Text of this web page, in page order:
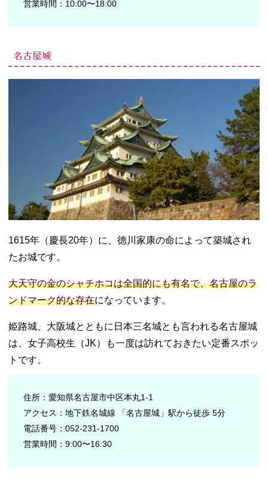
営業時間：10:00〜18:00
名古屋城
1615年（慶長20年）に、徳川家康の命によって築城され
たお城です。
大天守の金のシャチホコは全国的にも有名で、名古屋のラ
ンドマーク的な存在になっています。
姫路城、大阪城とともに日本三名城とも言われる名古屋城
は、女子高校生（JK）も一度は訪れておきたい定番スポッ
トです。
住所：愛知県名古屋市中区本丸1-1
アクセス：地下鉄名城線 「名古屋城」駅から徒歩 5分
電話番号：052-231-1700
営業時間：9:00〜16:30